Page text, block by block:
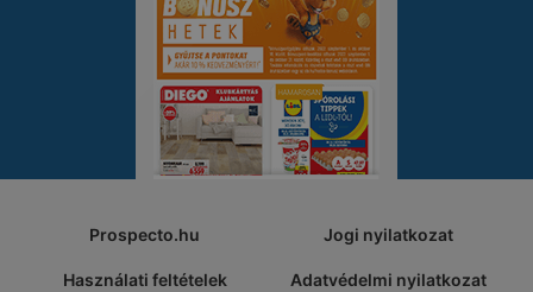
Prospecto.hu Jogi nyilatkozat
Használati feltételek Adatvédelmi nyilatkozat